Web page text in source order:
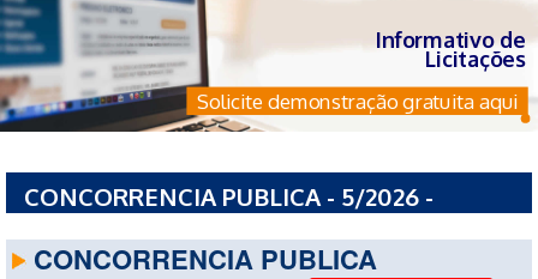
Informativo de
Licitações
Solicite demonstração gratuita aqui
CONCORRENCIA PUBLICA - 5/2026 -
CONCORRENCIA PUBLICA